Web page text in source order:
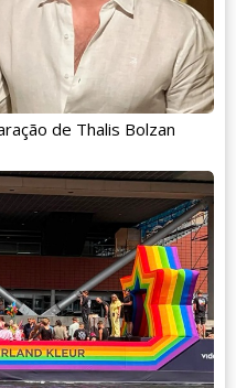
de Thalis Bolzan